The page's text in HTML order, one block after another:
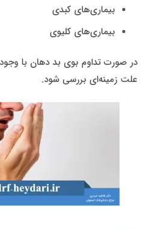
بیماری‌های کبدی
بیماری‌های کلیوی
در صورت تداوم بوی بد دهان با
علت زمینه‌ای بررسی شود.